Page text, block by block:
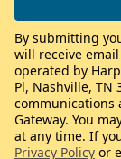
By submitting
will receive
operated by
Pl, Nashville, TN
communications
Gateway. You
at any time. If
Privacy Policy or